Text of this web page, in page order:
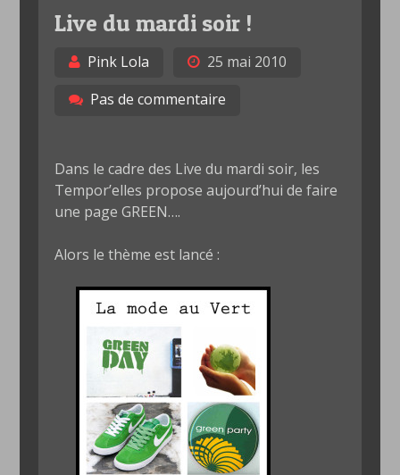
Live du mardi soir !
Pink Lola
25 mai 2010
Pas de commentaire
Dans le cadre des Live du mardi soir, les
Tempor’elles propose aujourd’hui de faire
une page GREEN….
Alors le thème est lancé :